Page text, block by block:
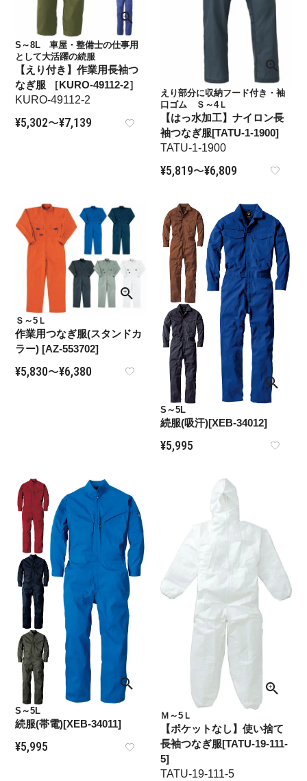
S～8L 車屋・整備士の仕事用
として大活躍の続服
【えり付き】作業用長袖つ
なぎ服 ［KURO-49112-2］
KURO-49112-2
¥5,302〜¥7,139
えり部分に収納フード付き・袖
口ゴム Ｓ～4Ｌ
【はっ水加工】ナイロン長
袖つなぎ服[TATU-1-1900]
TATU-1-1900
¥5,819〜¥6,809
Ｓ～5Ｌ
作業用つなぎ服(スタンドカ
ラー) [AZ-553702]
¥5,830〜¥6,380
S～5L
続服(吸汗)[XEB-34012]
¥5,995
S～5L
続服(帯電)[XEB-34011]
¥5,995
Ｍ～5Ｌ
【ポケットなし】使い捨て
長袖つなぎ服[TATU-19-111-
5]
TATU-19-111-5